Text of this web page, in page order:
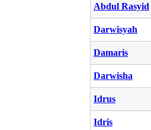
Abdul Rasyid
Darwisyah
Damaris
Darwisha
Idrus
Idris